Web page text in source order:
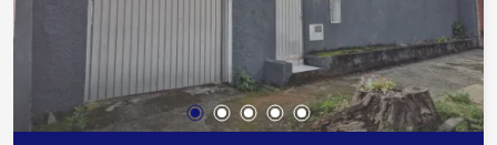
de jogos Espaço gourmet Portaria 24 horas